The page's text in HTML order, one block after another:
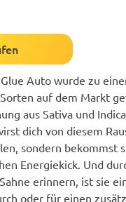
Auto wurde zu
auf dem Markt
aus Sativa und
dich von diesem
sondern bekommst
Energiekick. Und
erinnern, ist sie
oder für einen